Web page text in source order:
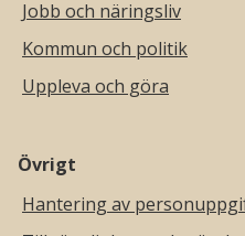
Jobb och näringsliv
Kommun och politik
Uppleva och göra
Övrigt
Hantering av